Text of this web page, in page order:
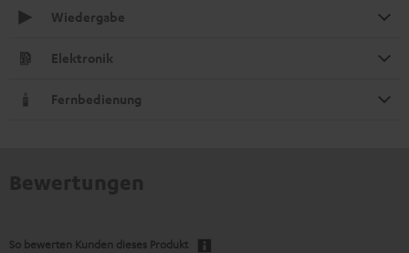
Wiedergabe
Elektronik
Fernbedienung
So bewerten Kunden dieses Produkt